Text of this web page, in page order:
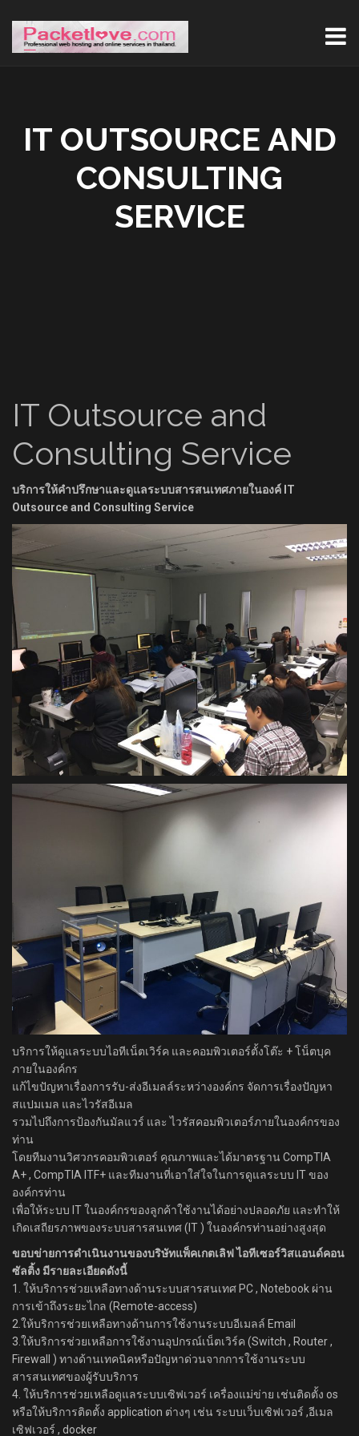
IT OUTSOURCE AND
CONSULTING
SERVICE
IT Outsource and
Consulting Service
บริการให้คำปรึกษาและดูแลระบบสารสนเทศภายในองค์ IT
Outsource and Consulting Service
บริการให้ดูแลระบบไอทีเน็ตเวิร์ค และคอมพิวเตอร์ตั้งโต๊ะ + โน็ตบุค
ภายในองค์กร
แก้ไขปัญหาเรื่องการรับ-ส่งอีเมลล์ระหว่างองค์กร จัดการเรื่องปัญหา
สแปมเมล และไวรัสอีเมล
รวมไปถึงการป้องกันมัลแวร์ และ ไวรัสคอมพิวเตอร์ภายในองค์กรของ
ท่าน
โดยทีมงานวิศวกรคอมพิวเตอร์ คุณภาพและได้มาตรฐาน CompTIA
A+ , CompTIA ITF+ และทีมงานที่เอาใส่ใจในการดูแลระบบ IT ของ
องค์กรท่าน
เพื่อให้ระบบ IT ในองค์กรของลูกค้าใช้งานได้อย่างปลอดภัย และทำให้
เกิดเสถียรภาพของระบบสารสนเทศ (IT ) ในองค์กรท่านอย่างสูงสุด
ขอบข่ายการดำเนินงานของบริษัทแพ็คเกตเลิฟ ไอทีเซอร์วิสแอนด์คอน
ซัลติ้ง มีรายละเอียดดังนี้
1. ให้บริการช่วยเหลือทางด้านระบบสารสนเทศ PC , Notebook ผ่าน
การเข้าถึงระยะไกล (Remote-access)
2.ให้บริการช่วยเหลือทางด้านการใช้งานระบบอีเมลล์ Email
3.ให้บริการช่วยเหลือการใช้งานอุปกรณ์เน็ตเวิร์ค (Switch , Router ,
Firewall ) ทางด้านเทคนิคหรือปัญหาด่วนจากการใช้งานระบบ
สารสนเทศของผู้รับบริการ
4. ให้บริการช่วยเหลือดูแลระบบเซิฟเวอร์ เครื่องแม่ข่าย เช่นติดตั้ง os
หรือให้บริการติดตั้ง application ต่างๆ เช่น ระบบเว็บเซิฟเวอร์ ,อีเมล
เซิฟเวอร์ , docker